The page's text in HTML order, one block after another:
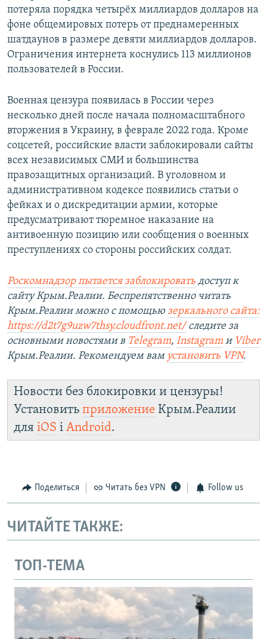
потеряла порядка четырёх миллиардов долларов на
фоне общемировых потерь от преднамеренных
шатдаунов в размере девяти миллиардов долларов.
Ограничения интернета коснулись 113 миллионов
пользователей в России.
Военная цензура появилась в России через
несколько дней после начала полномасштабного
вторжения в Украину, в феврале 2022 года. Кроме
соцсетей, российские власти заблокировали сайты
всех независимых СМИ и большинства
правозащитных организаций. В уголовном и
административном кодексе появились статьи о
фейках и о дискредитации армии, которые
предусматривают тюремное наказание на
антивоенную позицию или сообщения о военных
преступлениях со стороны российских солдат.
Роскомнадзор пытается заблокировать доступ к
сайту Крым.Реалии. Беспрепятственно читать
Крым.Реалии можно с помощью зеркального сайта:
https://d2t7g9uzw7thsy.cloudfront.net/следите за
основными новостями в Telegram, Instagram и Viber
Крым.Реалии. Рекомендуем вам установить VPN.
Новости без блокировки и цензуры!
Установить приложение Крым.Реалии
для iOS і Android.
Поделиться Читать без VPN Follow us
ЧИТАЙТЕ ТАКЖЕ:
ТОП-ТЕМА